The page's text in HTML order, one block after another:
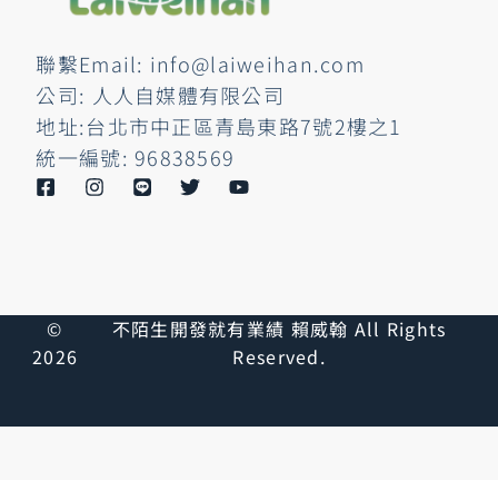
聯繫Email: info@laiweihan.com
公司: 人人自媒體有限公司
地址:台北市中正區青島東路7號2樓之1
統一編號: 96838569
©
2026
不陌生開發就有業績 賴威翰 All Rights
Reserved.